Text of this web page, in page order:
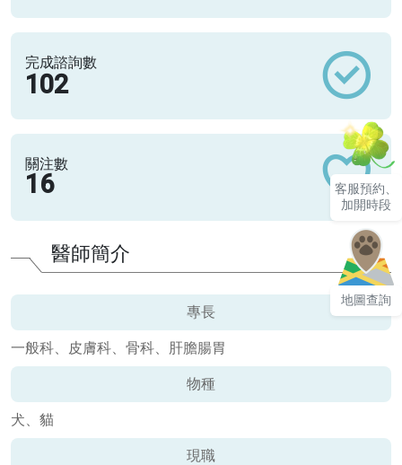
完成諮詢數
102
關注數
16
醫師簡介
專長
一般科、皮膚科、骨科、肝膽腸胃
物種
犬、貓
現職
客服預約、
加開時段
地圖查詢